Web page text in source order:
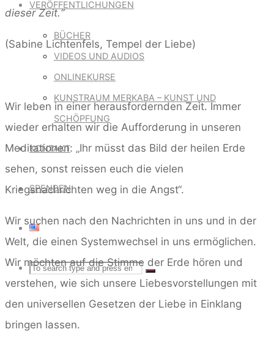
VERÖFFENTLICHUNGEN
BÜCHER
VIDEOS UND AUDIOS
ONLINEKURSE
KUNSTRAUM MERKABA – KUNST UND
SCHÖPFUNG
KONTAKT
SPENDEN
SEARCH
Search
for:
Search
dieser Zeit.“
(Sabine Lichtenfels, Tempel der Liebe)
Wir leben in einer herausfordernden Zeit. Immer
wieder erhalten wir die Aufforderung in unseren
Meditationen: „Ihr müsst das Bild der heilen Erde
sehen, sonst reissen euch die vielen
Kriegsnachrichten weg in die Angst“.
Wir suchen nach den Nachrichten in uns und in der
Welt, die einen Systemwechsel in uns ermöglichen.
Wir möchten auf die Stimme der Erde hören und
verstehen, wie sich unsere Liebesvorstellungen mit
den universellen Gesetzen der Liebe in Einklang
bringen lassen.